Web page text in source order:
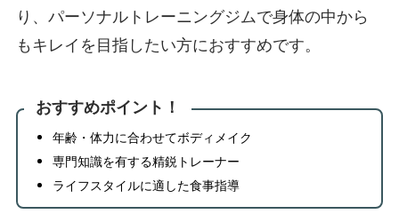
り、パーソナルトレーニングジムで身体の中から
もキレイを目指したい方におすすめです。
おすすめポイント！
年齢・体力に合わせてボディメイク
専門知識を有する精鋭トレーナー
ライフスタイルに適した食事指導